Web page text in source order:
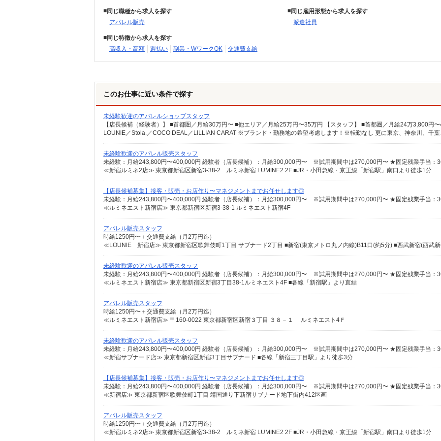
同じ職種から求人を探す
アパレル販売
同じ雇用形態から求人を探す
派遣社員
同じ特徴から求人を探す
高収入・高額
週払い 副業・WワークOK 交通費支給
このお仕事に近い条件で探す
未経験歓迎のアパレルショップスタッフ
未経験歓迎のアパレル販売スタッフ
≪新宿ルミネ2店≫ 東京都新宿区新宿3-38-2 ルミネ新宿 LUMINE2 2F ■JR・小田急線・京王線「新宿駅」南口より徒歩1分
【店長候補募集】接客・販売・お店作り〜マネジメントまでお任せします◎
≪ルミネエスト新宿店≫ 東京都新宿区新宿3-38-1 ルミネエスト新宿4F
アパレル販売スタッフ
時給1250円〜＋交通費支給（月2万円迄）
未経験歓迎のアパレル販売スタッフ
≪ルミネエスト新宿店≫ 東京都新宿区新宿3丁目38-1ルミネエスト4F ■各線「新宿駅」より直結
アパレル販売スタッフ
時給1250円〜＋交通費支給（月2万円迄）
≪ルミネエスト新宿店≫ 〒160-0022 東京都新宿区新宿３丁目 ３８－１ ルミネエスト4Ｆ
未経験歓迎のアパレル販売スタッフ
≪新宿サブナード店≫ 東京都新宿区新宿3丁目サブナード ■各線「新宿三丁目駅」より徒歩3分
【店長候補募集】接客・販売・お店作り〜マネジメントまでお任せします◎
≪新宿店≫ 東京都新宿区歌舞伎町1丁目 靖国通り下新宿サブナード地下街内412区画
アパレル販売スタッフ
時給1250円〜＋交通費支給（月2万円迄）
≪新宿ルミネ2店≫ 東京都新宿区新宿3-38-2 ルミネ新宿 LUMINE2 2F ■JR・小田急線・京王線「新宿駅」南口より徒歩1分